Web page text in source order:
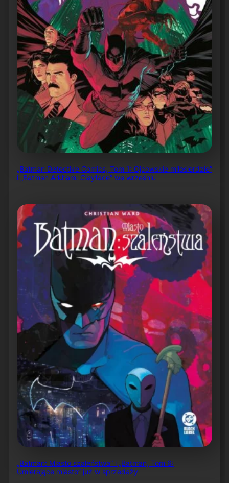
„Batman Detective Comics, Tom 1: Ojcowskie miłosierdzie”
i „Batman Arkham: Clayface” we wrześniu
„Batman: Miasto szaleństwa” i „Batman, Tom 6:
Umierające miasto” już w sprzedaży